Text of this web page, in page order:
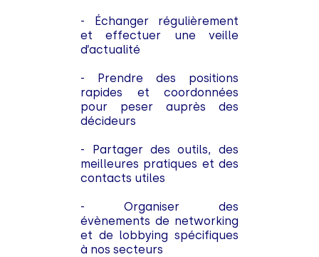
- Échanger régulièrement
et effectuer une veille
d’actualité
- Prendre des positions
rapides et coordonnées
pour peser auprès des
décideurs
- Partager des outils, des
meilleures pratiques et des
contacts utiles
- Organiser des
évènements de networking
et de lobbying spécifiques
à nos secteurs